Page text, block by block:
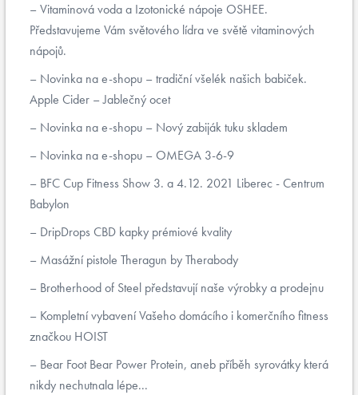
Vitaminová voda a Izotonické nápoje OSHEE.
Představujeme Vám světového lídra ve světě vitaminových
nápojů.
Novinka na e-shopu – tradiční všelék našich babiček.
Apple Cider – Jablečný ocet
Novinka na e-shopu – Nový zabiják tuku skladem
Novinka na e-shopu – OMEGA 3-6-9
BFC Cup Fitness Show 3. a 4.12. 2021 Liberec - Centrum
Babylon
DripDrops CBD kapky prémiové kvality
Masážní pistole Theragun by Therabody
Brotherhood of Steel představují naše výrobky a prodejnu
Kompletní vybavení Vašeho domácího i komerčního fitness
značkou HOIST
Bear Foot Bear Power Protein, aneb příběh syrovátky která
nikdy nechutnala lépe...